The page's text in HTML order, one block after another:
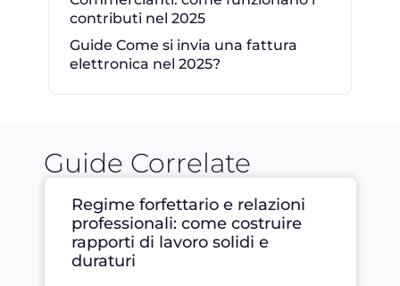
contributi nel 2025
Guide Come si invia una fattura
elettronica nel 2025?
Guide Correlate
Regime forfettario e relazioni
professionali: come costruire
rapporti di lavoro solidi e
duraturi